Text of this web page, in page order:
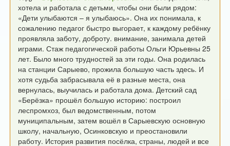
хотела и работала с детьми, чтобы они были рядом:
«Дети улыбаются – я улыбаюсь».Она их понимала, к
сожалению педагог быстро выгорает, к каждому ребёнку
проявляла заботу, доброту. внимание,занимала детей
играми.Стаж педагогической работы Ольги Юрьевны 25
лет. Было много трудностей за эти годы.Она родилась
на станции Сарыево, прожила большую часть здесь. И
хотя судьба забрасывала её в разные места, она
вернулась, выучилась и работала дома.Детский сад
«Берёзка» прошёл большую историю: построил
леспромхоз, был ведомственным, потом
муниципальным, затем вошёл в Сарыевскую основную
школу, начальную, Осинковскую и преостановили
работу. История развития посёлка, страны, людей и все